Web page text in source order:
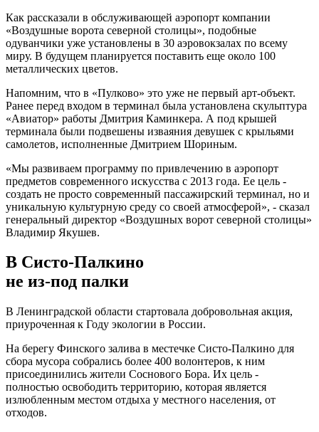
Как рассказали в обслуживающей аэропорт компании
«Воздушные ворота северной столицы», подобные
одуванчики уже установлены в 30 аэровокзалах по всему
миру. В будущем планируется поставить еще около 100
металлических цветов.
Напомним, что в «Пулково» это уже не первый арт-объект.
Ранее перед входом в терминал была установлена скульптура
«Авиатор» работы Дмитрия Каминкера. А под крышей
терминала были подвешены изваяния девушек с крыльями
самолетов, исполненные Дмитрием Шориным.
«Мы развиваем программу по привлечению в аэропорт
предметов современного искусства с 2013 года. Ее цель -
создать не просто современный пассажирский терминал, но и
уникальную культурную среду со своей атмосферой», - сказал
генеральный директор «Воздушных ворот северной столицы»
Владимир Якушев.
В Систо-Палкино
не из-под палки
В Ленинградской области стартовала добровольная акция,
приуроченная к Году экологии в России.
На берегу Финского залива в местечке Систо-Палкино для
сбора мусора собрались более 400 волонтеров, к ним
присоединились жители Соснового Бора. Их цель -
полностью освободить территорию, которая является
излюбленным местом отдыха у местного населения, от
отходов.